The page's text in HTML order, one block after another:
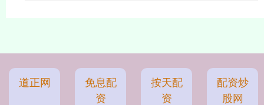
道正网
免息配
资
按天配
资
配资炒
股网